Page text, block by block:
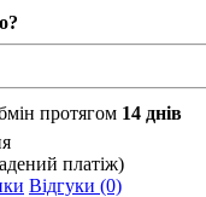
протягом 14 днів
платіж)
Відгуки (0)